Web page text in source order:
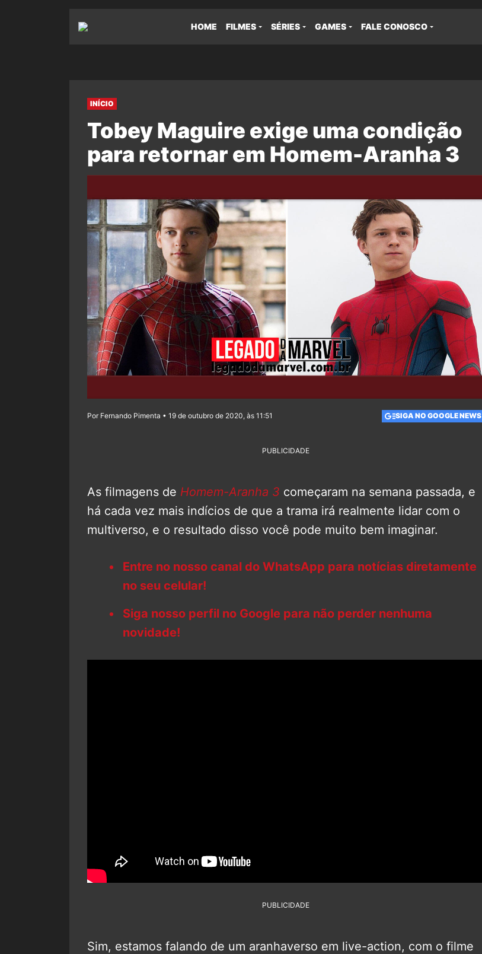
HOME FILMES SÉRIES GAMES FALE CONOSCO
INÍCIO
Tobey Maguire exige uma condição
para retornar em Homem-Aranha 3
Por Fernando Pimenta • 19 de outubro de 2020, às 11:51 SIGA NO GOOGLE NEWS
PUBLICIDADE
As filmagens de Homem-Aranha 3 começaram na semana passada, e
há cada vez mais indícios de que a trama irá realmente lidar com o
multiverso, e o resultado disso você pode muito bem imaginar.
Entre no nosso canal do WhatsApp para notícias diretamente
no seu celular!
Siga nosso perfil no Google para não perder nenhuma
novidade!
PUBLICIDADE
Sim, estamos falando de um aranhaverso em live-action, com o filme